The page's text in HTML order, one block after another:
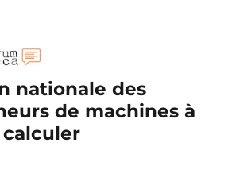
nationale des
de machines à